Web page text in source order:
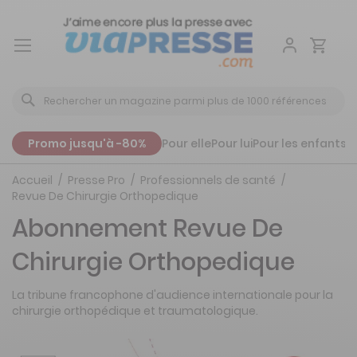
Aller
Promo jusqu'à -80% Pour ellePour luiPour les enfants
Accueil Presse Pro
Professionnels de santé
Revue De Chirurgie Orthopedique
Abonnement Revue De
Chirurgie Orthopedique
La tribune francophone d'audience internationale pour la
chirurgie orthopédique et traumatologique.